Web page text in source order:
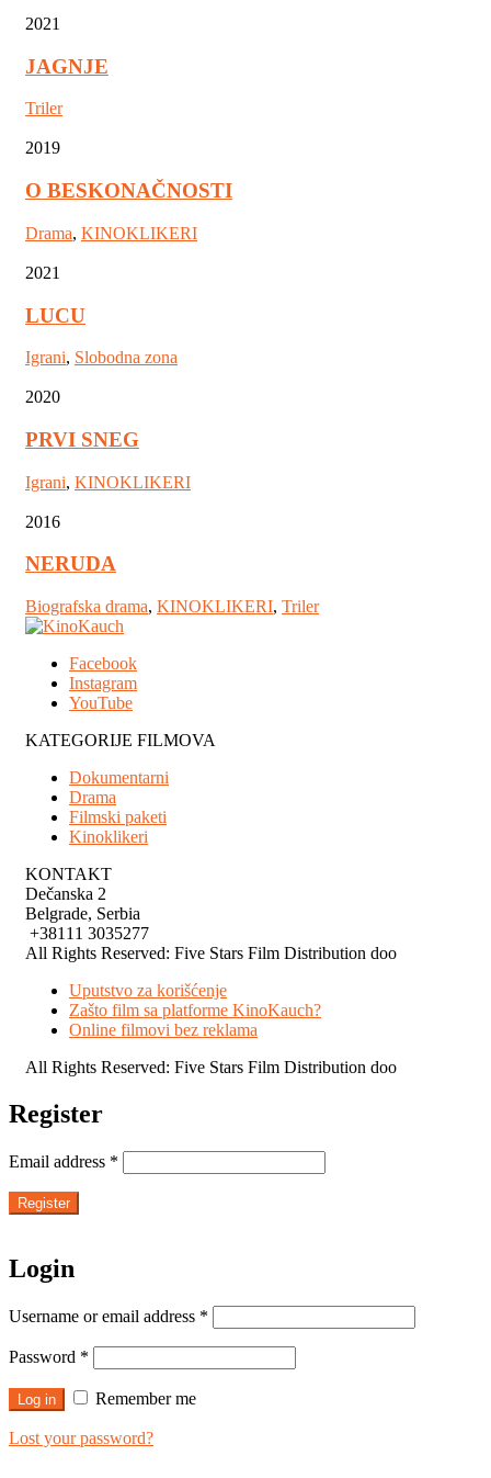
2021
JAGNJE
Triler
2019
O BESKONAČNOSTI
Drama, KINOKLIKERI
2021
LUCU
Igrani, Slobodna zona
2020
PRVI SNEG
Igrani, KINOKLIKERI
2016
NERUDA
Biografska drama, KINOKLIKERI, Triler
Facebook
Instagram
YouTube
KATEGORIJE FILMOVA
Dokumentarni
Drama
Filmski paketi
Kinoklikeri
KONTAKT
Dečanska 2
Belgrade, Serbia
+38111 3035277
All Rights Reserved: Five Stars Film Distribution doo
Uputstvo za korišćenje
Zašto film sa platforme KinoKauch?
Online filmovi bez reklama
All Rights Reserved: Five Stars Film Distribution doo
Register
Email address *
Register
Login
Username or email address *
Password *
Log in Remember me
Lost your password?